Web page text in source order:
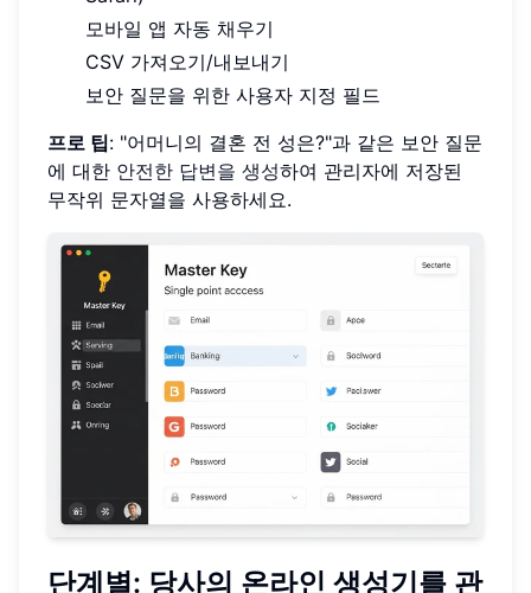
모바일 앱 자동 채우기
CSV 가져오기/내보내기
보안 질문을 위한 사용자 지정 필드
프로 팁: "어머니의 결혼 전 성은?"과 같은 보안 질문
에 대한 안전한 답변을 생성하여 관리자에 저장된
무작위 문자열을 사용하세요.
단계별: 당사의 온라인 생성기를 관